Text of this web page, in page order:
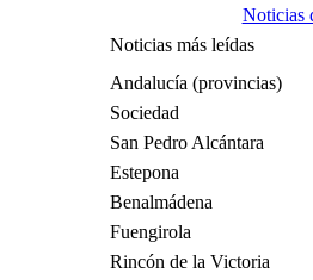
Noticias
Noticias más leídas
Andalucía (provincias)
Sociedad
San Pedro Alcántara
Estepona
Benalmádena
Fuengirola
Rincón de la Victoria